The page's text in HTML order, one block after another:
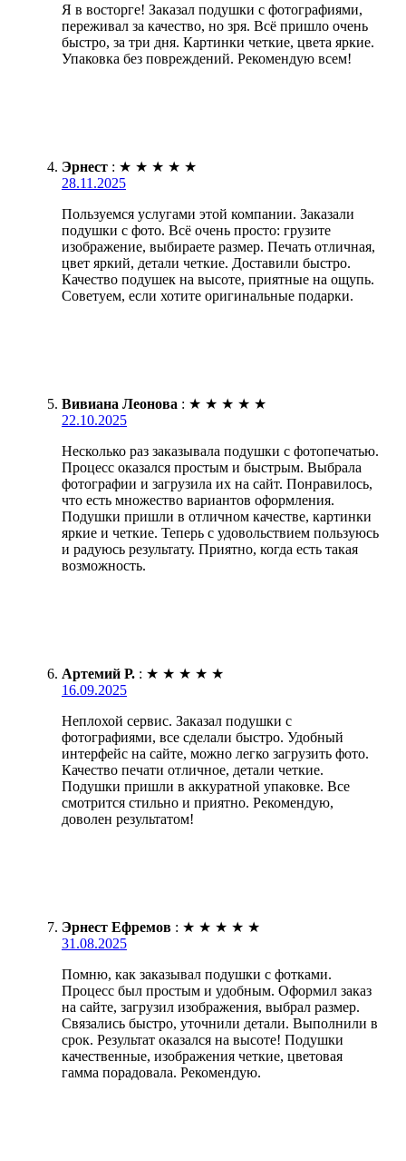
Я в восторге! Заказал подушки с фотографиями,
переживал за качество, но зря. Всё пришло очень
быстро, за три дня. Картинки четкие, цвета яркие.
Упаковка без повреждений. Рекомендую всем!
Эрнест : ★ ★ ★ ★ ★
28.11.2025
Пользуемся услугами этой компании. Заказали
подушки с фото. Всё очень просто: грузите
изображение, выбираете размер. Печать отличная,
цвет яркий, детали четкие. Доставили быстро.
Качество подушек на высоте, приятные на ощупь.
Советуем, если хотите оригинальные подарки.
Вивиана Леонова : ★ ★ ★ ★ ★
22.10.2025
Несколько раз заказывала подушки с фотопечатью.
Процесс оказался простым и быстрым. Выбрала
фотографии и загрузила их на сайт. Понравилось,
что есть множество вариантов оформления.
Подушки пришли в отличном качестве, картинки
яркие и четкие. Теперь с удовольствием пользуюсь
и радуюсь результату. Приятно, когда есть такая
возможность.
Артемий Р. : ★ ★ ★ ★ ★
16.09.2025
Неплохой сервис. Заказал подушки с
фотографиями, все сделали быстро. Удобный
интерфейс на сайте, можно легко загрузить фото.
Качество печати отличное, детали четкие.
Подушки пришли в аккуратной упаковке. Все
смотрится стильно и приятно. Рекомендую,
доволен результатом!
Эрнест Ефремов : ★ ★ ★ ★ ★
31.08.2025
Помню, как заказывал подушки с фотками.
Процесс был простым и удобным. Оформил заказ
на сайте, загрузил изображения, выбрал размер.
Связались быстро, уточнили детали. Выполнили в
срок. Результат оказался на высоте! Подушки
качественные, изображения четкие, цветовая
гамма порадовала. Рекомендую.